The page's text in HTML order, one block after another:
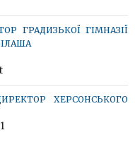
ГРАДИЗЬКОЇ ГІМНАЗІЇ
ХЕРСОНСЬКОГО